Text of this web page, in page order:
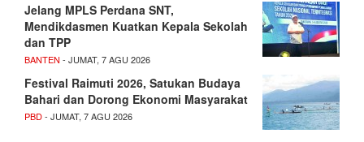
Jelang MPLS Perdana SNT,
Mendikdasmen Kuatkan Kepala Sekolah
dan TPP
BANTEN - JUMAT, 7 AGU 2026
Festival Raimuti 2026, Satukan Budaya
Bahari dan Dorong Ekonomi Masyarakat
PBD- JUMAT, 7 AGU 2026